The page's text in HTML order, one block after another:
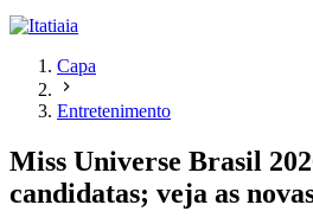
Capa
Entretenimento
Miss Universe Brasil
candidatas; veja as